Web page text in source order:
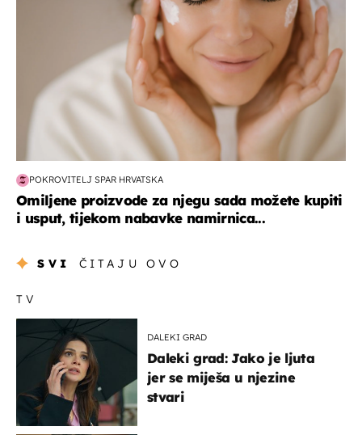
POKROVITELJ SPAR HRVATSKA
Omiljene proizvode za njegu sada možete kupiti
i usput, tijekom nabavke namirnica...
SVI ČITAJU OVO
TV
DALEKI GRAD
Daleki grad: Jako je ljuta
jer se miješa u njezine
stvari